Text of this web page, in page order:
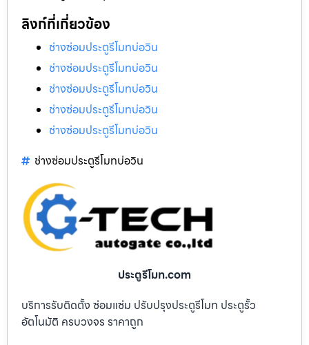
ลิงก์ที่เกี่ยวข้อง
ช่างซ่อมประตูรีโมทบ่อวิน
ช่างซ่อมประตูรีโมทบ่อวิน
ช่างซ่อมประตูรีโมทบ่อวิน
ช่างซ่อมประตูรีโมทบ่อวิน
ช่างซ่อมประตูรีโมทบ่อวิน
ช่างซ่อมประตูรีโมทบ่อวิน
ประตูรีโมท.com
บริการรับติดตั้ง ซ่อมแซ่ม ปรับปรุงประตูรีโมท ประตูรั้ว
อัตโนมัติ ครบวงจร ราคาถูก